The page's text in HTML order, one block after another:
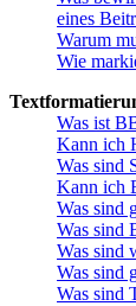
eines
Warum
Wie
Was ist
Kann ich
Was sind
Kann ich
Was sind
Was sind
Was sind
Was sind
Was sind